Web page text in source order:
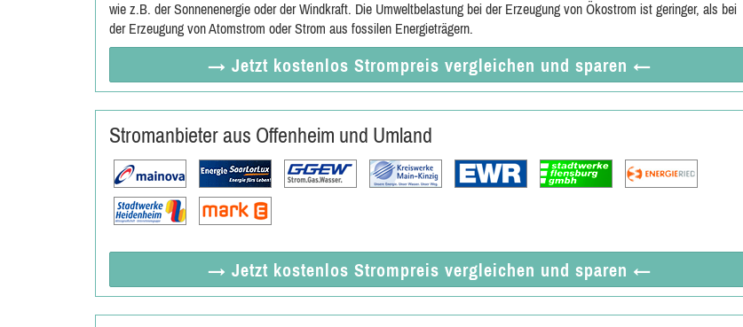
wie z.B. der Sonnenenergie oder der Windkraft. Die Umweltbelastung bei der Erzeugung von Ökostrom ist geringer, als bei
der Erzeugung von Atomstrom oder Strom aus fossilen Energieträgern.
→ Jetzt kostenlos Strompreis vergleichen und sparen ←
Stromanbieter aus Offenheim und Umland
→ Jetzt kostenlos Strompreis vergleichen und sparen ←